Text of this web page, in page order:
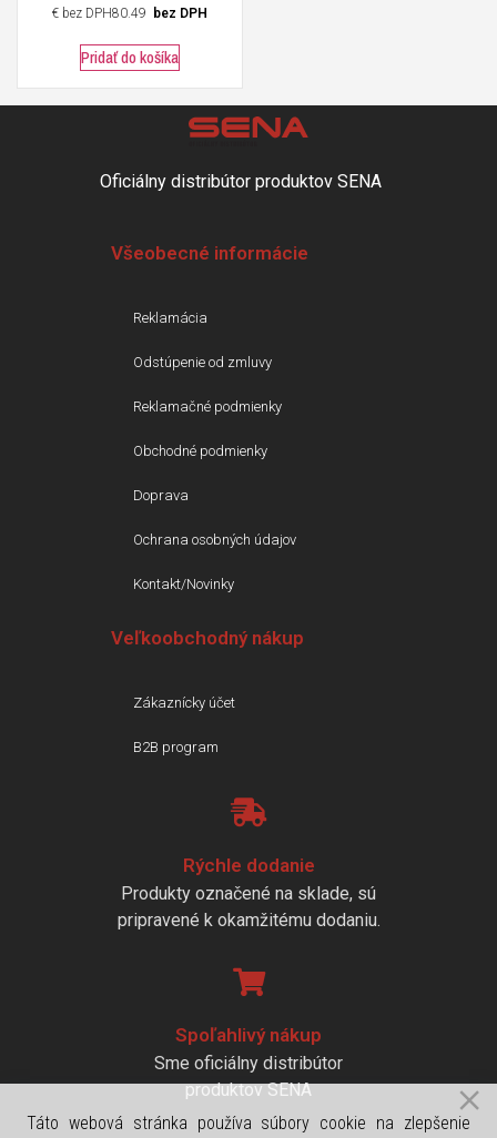
€
80.49 bez DPH
Pridať do košíka
Oficiálny distribútor produktov SENA
Všeobecné informácie
Reklamácia
Odstúpenie od zmluvy
Reklamačné podmienky
Obchodné podmienky
Doprava
Ochrana osobných údajov
Kontakt/Novinky
Veľkoobchodný nákup
Zákaznícky účet
B2B program
Rýchle dodanie
Produkty označené na sklade, sú
pripravené k okamžitému dodaniu.
Spoľahlivý nákup
Sme oficiálny distribútor
produktov SENA
Táto webová stránka používa súbory cookie na zlepšenie